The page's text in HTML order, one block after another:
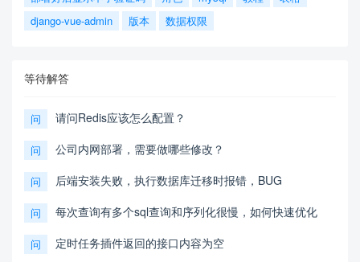
django-vue-admin
版本 数据权限
等待解答
问 请问Redis应该怎么配置？
问 公司内网部署，需要做哪些修改？
问 后端安装失败，执行数据库迁移时报错，BUG
问 每次查询有多个sql查询和序列化很慢，如何快速优化
问 定时任务插件返回的接口内容为空